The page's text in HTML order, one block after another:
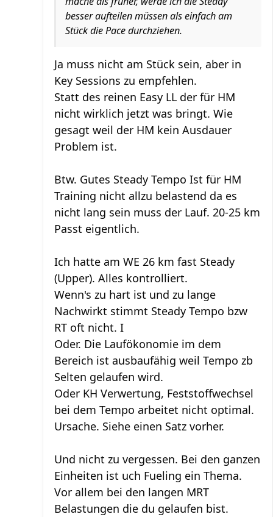
besser aufteilen müssen als einfach am
Stück die Pace durchziehen.
Ja muss nicht am Stück sein, aber in
Key Sessions zu empfehlen.
Statt des reinen Easy LL der für HM
nicht wirklich jetzt was bringt. Wie
gesagt weil der HM kein Ausdauer
Problem ist.
Btw. Gutes Steady Tempo Ist für HM
Training nicht allzu belastend da es
nicht lang sein muss der Lauf. 20-25 km
Passt eigentlich.
Ich hatte am WE 26 km fast Steady
(Upper). Alles kontrolliert.
Wenn's zu hart ist und zu lange
Nachwirkt stimmt Steady Tempo bzw
RT oft nicht. I
Oder. Die Laufökonomie im dem
Bereich ist ausbaufähig weil Tempo zb
Selten gelaufen wird.
Oder KH Verwertung, Feststoffwechsel
bei dem Tempo arbeitet nicht optimal.
Ursache. Siehe einen Satz vorher.
Und nicht zu vergessen. Bei den ganzen
Einheiten ist uch Fueling ein Thema.
Vor allem bei den langen MRT
Belastungen die du gelaufen bist.